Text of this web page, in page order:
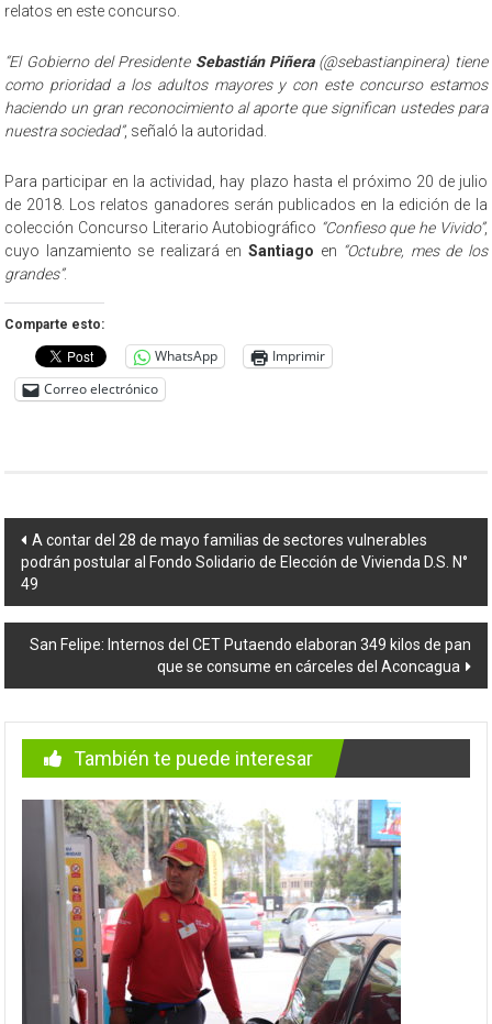
relatos en este concurso.
“El Gobierno del Presidente Sebastián Piñera(@sebastianpinera) tiene
como prioridad a los adultos mayores y con este concurso estamos
haciendo un gran reconocimiento al aporte que significan ustedes para
nuestra sociedad”, señaló la autoridad.
Para participar en la actividad, hay plazo hasta el próximo 20 de julio
de 2018. Los relatos ganadores serán publicados en la edición de la
colección Concurso Literario Autobiográfico “Confieso que he Vivido”,
cuyo lanzamiento se realizará en Santiago en “Octubre, mes de los
grandes”.
Comparte esto:
WhatsApp
Imprimir
Correo electrónico
Navegación
de
entradas
A contar del 28 de mayo familias de sectores vulnerables
podrán postular al Fondo Solidario de Elección de Vivienda D.S. N°
49
San Felipe: Internos del CET Putaendo elaboran 349 kilos de pan
que se consume en cárceles del Aconcagua
También te puede interesar